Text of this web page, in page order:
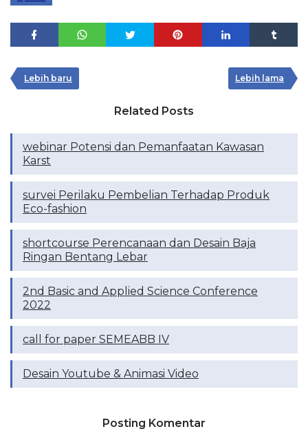
Lebih baru Lebih lama
Related Posts
webinar Potensi dan Pemanfaatan Kawasan
Karst
survei Perilaku Pembelian Terhadap Produk
Eco-fashion
shortcourse Perencanaan dan Desain Baja
Ringan Bentang Lebar
2nd Basic and Applied Science Conference
2022
call for paper SEMEABB IV
Desain Youtube & Animasi Video
Posting Komentar